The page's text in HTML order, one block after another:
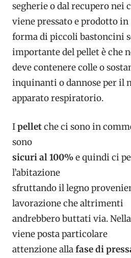
segherie o dal recupero nei
viene pressato e prodotto in
forma di piccoli bastoncini
importante del pellet è che
deve contenere colle o
inquinanti o dannose per il
apparato respiratorio.
Ipelletche ci sono in
sono
sicuri al 100%e quindi ci
l’abitazione
sfruttando il legno
lavorazione che altrimenti
andrebbero buttati via.
viene posta particolare
attenzione allafase di